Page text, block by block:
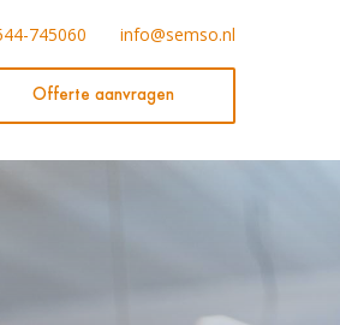
745060 info@semso.nl
Offerte aanvragen